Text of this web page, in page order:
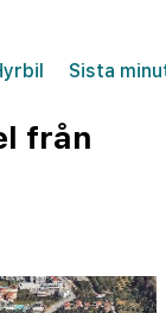
Sista
från